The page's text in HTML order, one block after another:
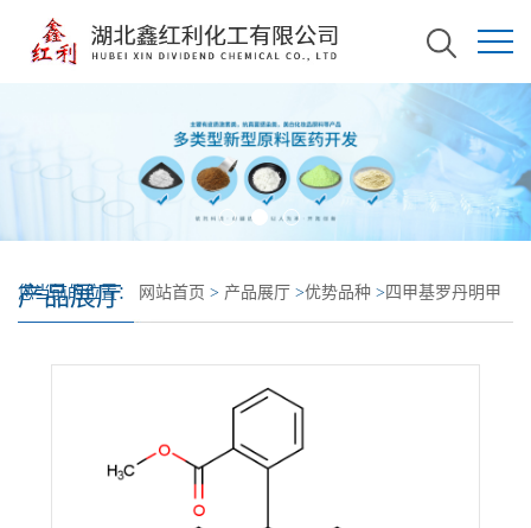
产品展厅
您当前的位置： 网站首页 > 产品展厅 >优势品种 > 四甲基罗丹明甲